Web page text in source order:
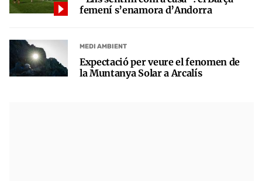
femení s’enamora d’Andorra
MEDI AMBIENT
Expectació per veure el fenomen de
la Muntanya Solar a Arcalís